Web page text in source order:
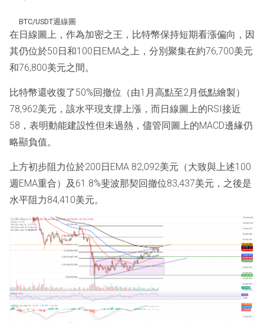
BTC/USDT週線圖
在日線圖上，作為加密之王，比特幣保持短期看漲偏向，因
其仍位於50日和100日EMA之上，分別聚集在約76,700美元
和76,800美元之間。
比特幣還收復了50%回撤位（由1月高點至2月低點繪製）
78,962美元，該水平現支撐上漲，而日線圖上的RSI接近
58，表明動能建設性但未過熱，儘管同圖上的MACD邊緣仍
略顯負值。
上方初步阻力位於200日EMA 82,092美元（大致與上述100
週EMA重合）及61.8%斐波那契回撤位83,437美元，之後是
水平阻力84,410美元。